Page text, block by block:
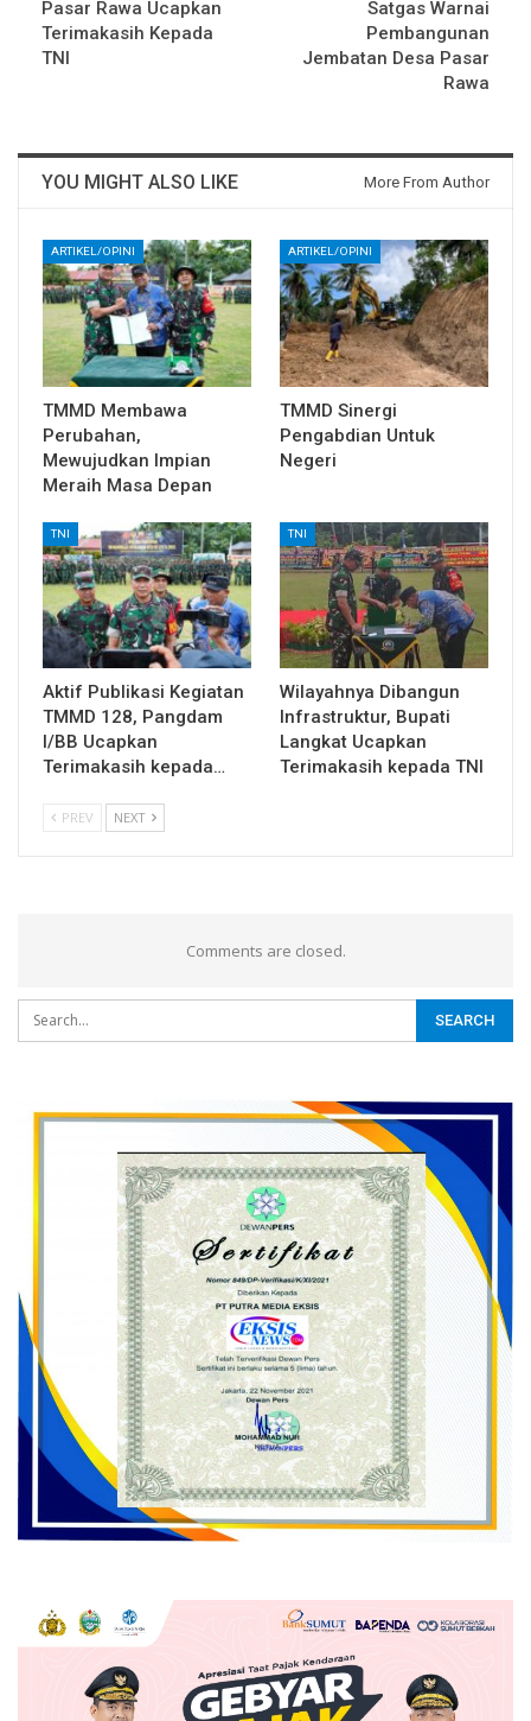
Pasar Rawa Ucapkan
Terimakasih Kepada
TNI
Satgas Warnai
Pembangunan
Jembatan Desa Pasar
Rawa
YOU MIGHT ALSO LIKE More From Author
ARTIKEL/OPINI
TMMD Membawa
Perubahan,
Mewujudkan Impian
Meraih Masa Depan
ARTIKEL/OPINI
TMMD Sinergi
Pengabdian Untuk
Negeri
TNI
Aktif Publikasi Kegiatan
TMMD 128, Pangdam
I/BB Ucapkan
Terimakasih kepada…
TNI
Wilayahnya Dibangun
Infrastruktur, Bupati
Langkat Ucapkan
Terimakasih kepada TNI
PREV NEXT
Comments are closed.